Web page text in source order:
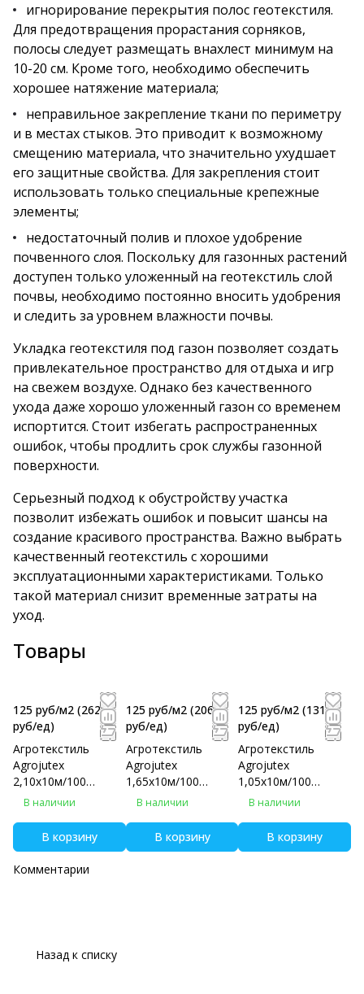
игнорирование перекрытия полос геотекстиля.
Для предотвращения прорастания сорняков,
полосы следует размещать внахлест минимум на
10-20 см. Кроме того, необходимо обеспечить
хорошее натяжение материала;
неправильное закрепление ткани по периметру
и в местах стыков. Это приводит к возможному
смещению материала, что значительно ухудшает
его защитные свойства. Для закрепления стоит
использовать только специальные крепежные
элементы;
недостаточный полив и плохое удобрение
почвенного слоя. Поскольку для газонных растений
доступен только уложенный на геотекстиль слой
почвы, необходимо постоянно вносить удобрения
и следить за уровнем влажности почвы.
Укладка геотекстиля под газон позволяет создать
привлекательное пространство для отдыха и игр
на свежем воздухе. Однако без качественного
ухода даже хорошо уложенный газон со временем
испортится. Стоит избегать распространенных
ошибок, чтобы продлить срок службы газонной
поверхности.
Серьезный подход к обустройству участка
позволит избежать ошибок и повысит шансы на
создание красивого пространства. Важно выбрать
качественный геотекстиль с хорошими
эксплуатационными характеристиками. Только
такой материал снизит временные затраты на
уход.
Товары
125 руб/м2 (2625
руб/eд)
Агротекстиль
Agrojutex
2,10х10м/100
фасовка
В наличии
В корзину
125 руб/м2 (2062.5
руб/eд)
Агротекстиль
Agrojutex
1,65х10м/100
фасовка
В наличии
В корзину
125 руб/м2 (1312.5
руб/eд)
Агротекстиль
Agrojutex
1,05х10м/100
фасовка
В наличии
В корзину
Комментарии
Назад к списку